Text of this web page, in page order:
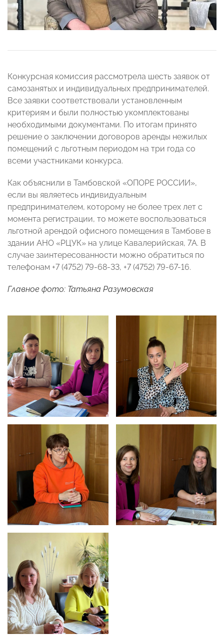
Конкурсная комиссия рассмотрела шесть заявок от
самозанятых и индивидуальных предпринимателей.
Все заявки соответствовали установленным
критериям и были полностью укомплектованы
необходимыми документами. По итогам принято
решение о заключении договоров аренды нежилых
помещений с льготным периодом на три года со
всеми участниками конкурса.
Как объяснили в Тамбовской «ОПОРЕ РОССИИ»,
если вы являетесь индивидуальным
предпринимателем, которому не более трех лет с
момента регистрации, то можете воспользоваться
льготной арендой офисного помещения в Тамбове в
здании АНО «РЦУК» на улице Кавалерийская, 7А. В
случае заинтересованности можно обратиться по
телефонам +7 (4752) 79-68-33, +7 (4752) 79-67-16.
Главное фото: Татьяна Разумовская